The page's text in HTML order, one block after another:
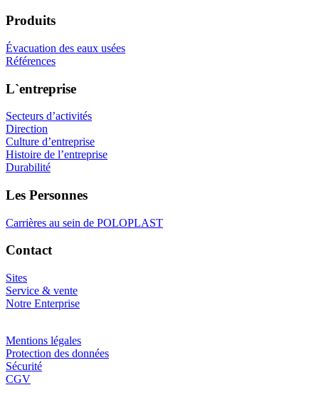
Produits
Évacuation des eaux usées
Références
L`entreprise
Secteurs d’activités
Direction
Culture d’entreprise
Histoire de l’entreprise
Durabilité
Les Personnes
Carrières au sein de POLOPLAST
Contact
Sites
Service & vente
Notre Enterprise
Mentions légales
Protection des données
Sécurité
CGV